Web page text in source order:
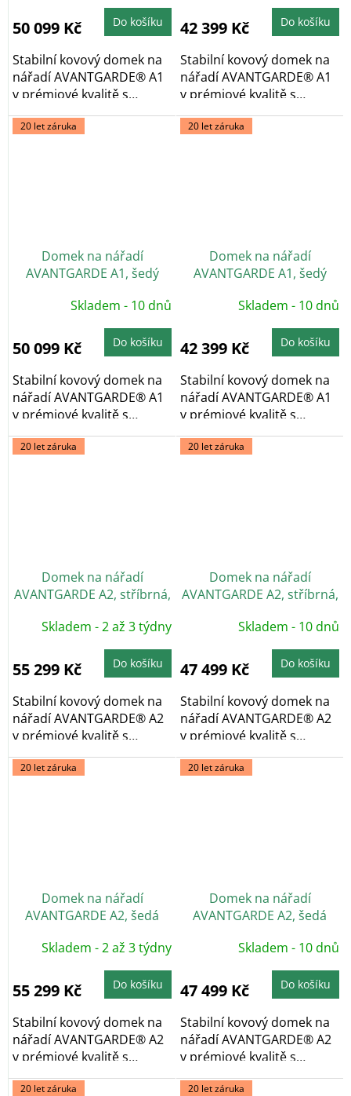
50 099 Kč Do košíku
Stabilní kovový domek na
nářadí AVANTGARDE® A1
v prémiové kvalitě s
pultovou...
42 399 Kč Do košíku
Stabilní kovový domek na
nářadí AVANTGARDE® A1
v prémiové kvalitě s
pultovou...
20 let záruka
Domek na nářadí
AVANTGARDE A1, šedý
Skladem - 10 dnů
50 099 Kč Do košíku
Stabilní kovový domek na
nářadí AVANTGARDE® A1
v prémiové kvalitě s
pultovou...
20 let záruka
Domek na nářadí
AVANTGARDE A1, šedý
Skladem - 10 dnů
42 399 Kč Do košíku
Stabilní kovový domek na
nářadí AVANTGARDE® A1
v prémiové kvalitě s
pultovou...
20 let záruka
Domek na nářadí
AVANTGARDE A2, stříbrná,
Skladem - 2 až 3 týdny
55 299 Kč Do košíku
Stabilní kovový domek na
nářadí AVANTGARDE® A2
v prémiové kvalitě s
pultovou...
20 let záruka
Domek na nářadí
AVANTGARDE A2, stříbrná,
Skladem - 10 dnů
47 499 Kč Do košíku
Stabilní kovový domek na
nářadí AVANTGARDE® A2
v prémiové kvalitě s
pultovou...
20 let záruka
Domek na nářadí
AVANTGARDE A2, šedá
Skladem - 2 až 3 týdny
55 299 Kč Do košíku
Stabilní kovový domek na
nářadí AVANTGARDE® A2
v prémiové kvalitě s
pultovou...
20 let záruka
Domek na nářadí
AVANTGARDE A2, šedá
dveře
Skladem - 10 dnů
47 499 Kč Do košíku
Stabilní kovový domek na
nářadí AVANTGARDE® A2
v prémiové kvalitě s
pultovou...
20 let záruka 20 let záruka